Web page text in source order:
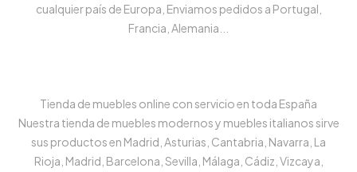
cualquier país de Europa, Enviamos pedidos a Portugal,
Francia, Alemania...
Tienda de muebles online con servicio en toda España
Nuestra tienda de muebles modernos y muebles italianos sirve
sus productos en Madrid, Asturias, Cantabria, Navarra, La
Rioja, Madrid, Barcelona, Sevilla, Málaga, Cádiz, Vizcaya,